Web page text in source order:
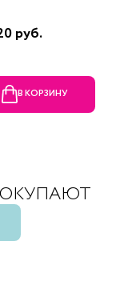
руб.
В КОРЗИНУ